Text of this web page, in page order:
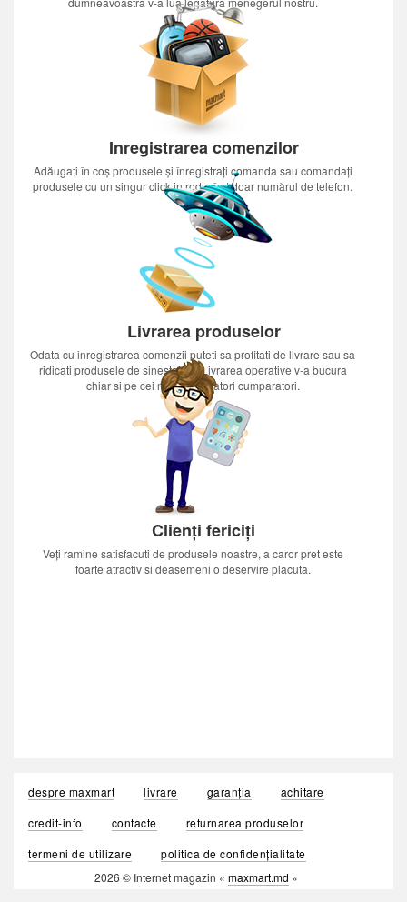
Inregistrarea comenzilor
Adăugați în coș produsele și înregistrați comanda sau comandați
produsele cu un singur click introducînd doar numărul de telefon.
Livrarea produselor
Odata cu inregistrarea comenzii puteti sa profitati de livrare sau sa
ridicati produsele de sinestatator.Livrarea operative v-a bucura
chiar si pe cei mai nerabdatori cumparatori.
Clienți fericiți
Veți ramine satisfacuti de produsele noastre, a caror pret este
foarte atractiv si deasemeni o deservire placuta.
despre maxmart livrare garanția
achitare
credit-info
contacte
returnarea produselor
termeni de utilizare
politica de confidențialitate
2026 © Internet magazin « maxmart.md »